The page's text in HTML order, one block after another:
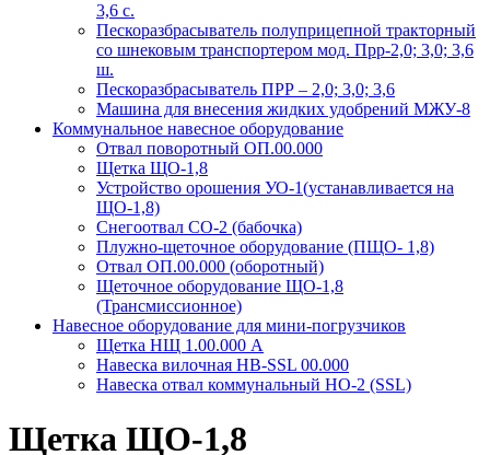
3,6 с.
Пескоразбрасыватель полуприцепной тракторный
со шнековым транспортером мод. Прр-2,0; 3,0; 3,6
ш.
Пескоразбрасыватель ПРР – 2,0; 3,0; 3,6
Машина для внесения жидких удобрений МЖУ-8
Коммунальное навесное оборудование
Отвал поворотный ОП.00.000
Щетка ЩО-1,8
Устройство орошения УО-1(устанавливается на
ЩО-1,8)
Снегоотвал СО-2 (бабочка)
Плужно-щеточное оборудование (ПЩО- 1,8)
Отвал ОП.00.000 (оборотный)
Щеточное оборудование ЩО-1,8
(Трансмиссионное)
Навесное оборудование для мини-погрузчиков
Щетка НЩ 1.00.000 А
Навеска вилочная НВ-SSL 00.000
Навеска отвал коммунальный НО-2 (SSL)
Щетка ЩО-1,8